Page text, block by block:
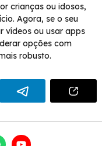
crianças ou idosos,
Agora, se o seu
vídeos ou usar apps
opções com
robusto.